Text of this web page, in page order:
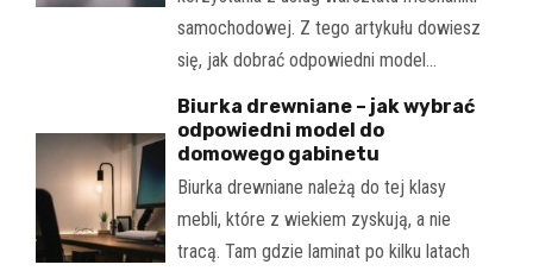
samochodowej. Z tego artykułu dowiesz
się, jak dobrać odpowiedni model…
Biurka drewniane – jak wybrać
odpowiedni model do
domowego gabinetu
Biurka drewniane należą do tej klasy
mebli, które z wiekiem zyskują, a nie
tracą. Tam gdzie laminat po kilku latach